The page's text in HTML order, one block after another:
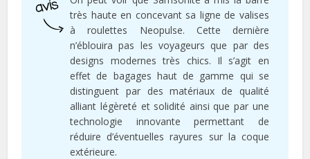
très haute en concevant sa ligne de valises
à roulettes Neopulse. Cette dernière
n’éblouira pas les voyageurs que par des
designs modernes très chics. Il s’agit en
effet de bagages haut de gamme qui se
distinguent par des matériaux de qualité
alliant légèreté et solidité ainsi que par une
technologie innovante permettant de
réduire d’éventuelles rayures sur la coque
extérieure.